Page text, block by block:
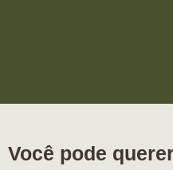
Você pode